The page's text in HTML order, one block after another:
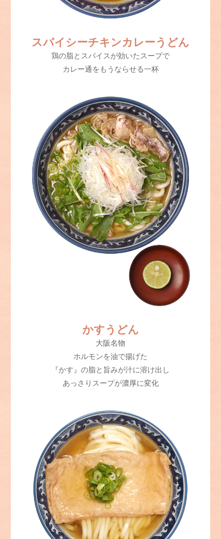
スパイシーチキンカレーうどん
鶏の脂とスパイスが効いたスープで
カレー通をもうならせる一杯
かすうどん
大阪名物
ホルモンを油で揚げた
『かす』の脂と旨みが汁に溶け出し
あっさりスープが濃厚に変化